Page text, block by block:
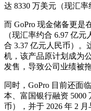
达 8330 万美元（现汇率
而 GoPro 现金储备更是
（现汇率约合 6.97 亿
合 3.37 亿元人民币）
机，该产品原计划成为
发售，导致公司业绩被拖
同时，GoPro 目前还面
本、富国银行融资 5000
币），并于 2026 年 2